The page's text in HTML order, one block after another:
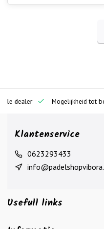
dealer Mogelijkheid tot
Klantenservice
0623293433
Usefull links